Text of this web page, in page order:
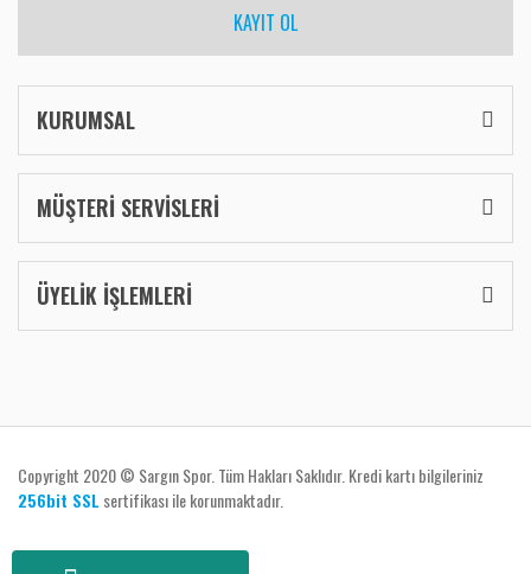
KAYIT OL
KURUMSAL
MÜŞTERİ SERVİSLERİ
ÜYELİK İŞLEMLERİ
Copyright 2020 © Sargın Spor. Tüm Hakları Saklıdır. Kredi kartı bilgileriniz
256bit SSL sertifikası ile korunmaktadır.